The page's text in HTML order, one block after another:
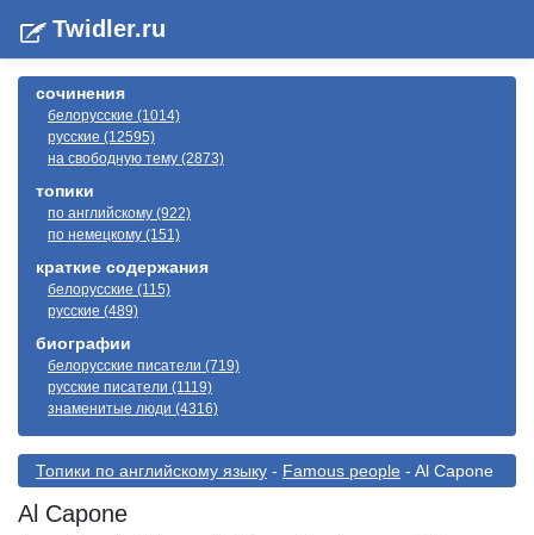
Twidler.ru
сочинения
белорусские (1014)
русские (12595)
на свободную тему (2873)
топики
по английскому (922)
по немецкому (151)
краткие содержания
белорусские (115)
русские (489)
биографии
белорусские писатели (719)
русские писатели (1119)
знаменитые люди (4316)
Топики по английскому языку - Famous people - Al Capone
Al Capone